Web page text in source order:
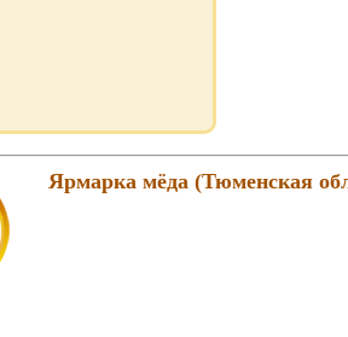
Ярмарка мёда (Тюменская